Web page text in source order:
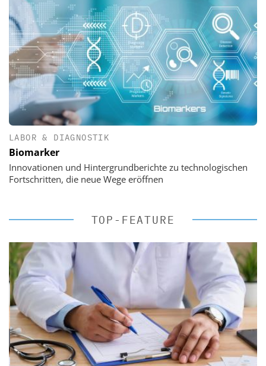
LABOR & DIAGNOSTIK
Biomarker
Innovationen und Hintergrundberichte zu technologischen
Fortschritten, die neue Wege eröffnen
TOP-FEATURE